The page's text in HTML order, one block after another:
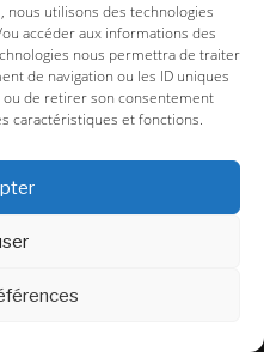
utilisons des technologies
accéder aux informations des
nous permettra de traiter
de navigation ou les ID uniques
de retirer son consentement
caractéristiques et fonctions.